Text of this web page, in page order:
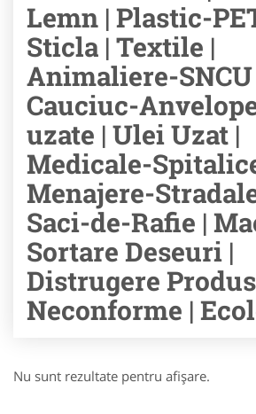
Lemn | Plastic-
Sticla | Textile |
Animaliere-SNCU
Cauciuc-
uzate | Ulei Uzat |
Medicale-
Menajere-
Saci-de-Rafie |
Sortare Deseuri |
Distrugere
Neconforme |
Nu sunt rezultate pentru afişare.